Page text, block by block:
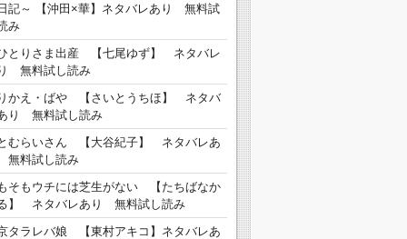
記～ 【沖田×華】ネタバレあり 無料試
み
とりさま出産 【七尾ゆず】 ネタバレ
無料試し読み
かえ・ばや 【さいとうちほ】 ネタバ
り 無料試し読み
むらいさん 【大谷紀子】 ネタバレあ
料試し読み
そもウチには芝生がない 【たちばなか
】 ネタバレあり 無料試し読み
タラレバ娘 【東村アキコ】ネタバレあ